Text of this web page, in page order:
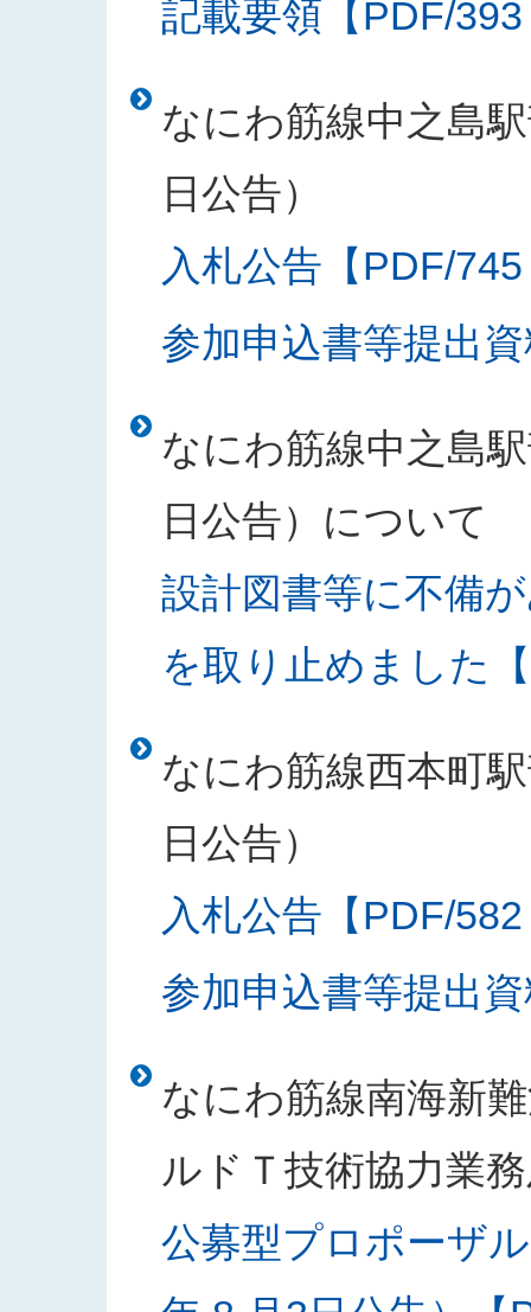
記載要領【PDF/
なにわ筋線中之島
日公告）
入札公告【PDF/
参加申込書等提出
なにわ筋線中之島
日公告）について
設計図書等に不備
を取り止めました
なにわ筋線西本町
日公告）
入札公告【PDF/
参加申込書等提出
なにわ筋線南海新
ルドＴ技術協力業
公募型プロポーザ